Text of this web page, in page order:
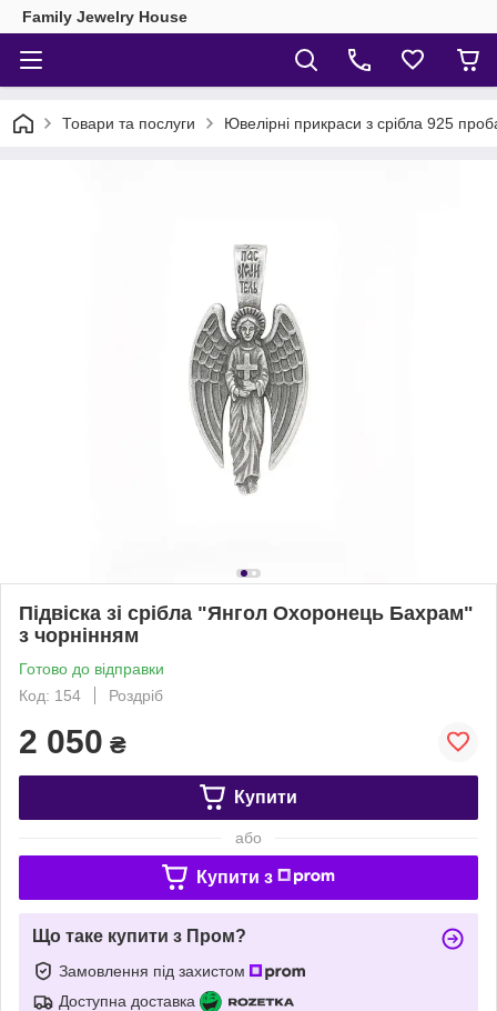
Family Jewelry House
Товари та послуги Ювелірні прикраси з срібла 925
Підвіска зі срібла "Янгол Охоронець Бахрам"
з чорнінням
Готово до відправки
Код: 154
Роздріб
2 050 ₴
Купити
або
Купити з
Що таке купити з Пром?
Замовлення під захистом
Доступна доставка